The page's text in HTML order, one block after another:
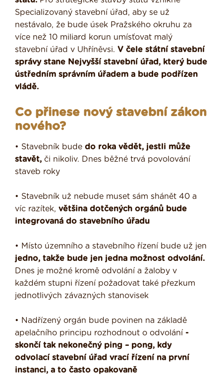
Specializovaný stavební úřad, aby se už
nestávalo, že bude úsek Pražského okruhu za
více než 10 miliard korun umísťovat malý
stavební úřad v Uhříněvsi. V čele státní stavební
správy stane Nejvyšší stavební úřad, který bude
ústředním správním úřadem a bude podřízen
vládě.
Co přinese nový stavební zákon
nového?
• Stavebník bude do roka vědět, jestli může
stavět, či nikoliv. Dnes běžné trvá povolování
staveb roky
• Stavebník už nebude muset sám shánět 40 a
víc razítek, většina dotčených orgánů bude
integrovaná do stavebního úřadu
• Místo územního a stavebního řízení bude už jen
jedno, takže bude jen jedna možnost odvolání.
Dnes je možné kromě odvolání a žaloby v
každém stupni řízení požadovat také přezkum
jednotlivých závazných stanovisek
• Nadřízený orgán bude povinen na základě
apelačního principu rozhodnout o odvolání -
skončí tak nekonečný ping – pong, kdy
odvolací stavební úřad vrací řízení na první
instanci, a to často opakovaně